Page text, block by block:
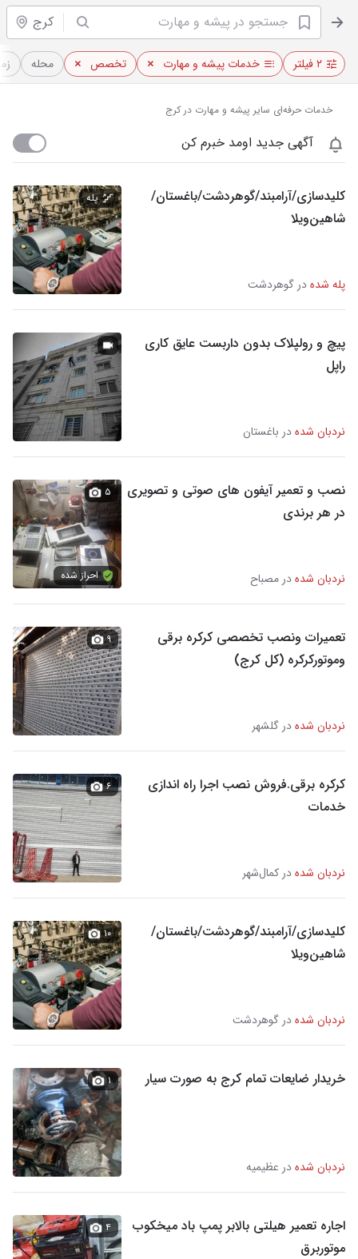
کرج
۲ فیلتر خدمات پیشه و مهارت تخصص محله
خدمات حرفه‌ای سایر پیشه و مهارت در کرج
آگهی جدید اومد خبرم کن
کلیدسازی/آرامبند/گوهردشت/باغستان/
شاهین‌ویلا
پله شدهدر گوهردشت
پله
پیچ و رولپلاک بدون داربست عایق کاری
راپل
نردبان شدهدر باغستان
نصب و تعمیر آیفون های صوتی و تصویری
در هر برندی
نردبان شدهدر مصباح
۵
احراز شده
تعمیرات ونصب تخصصی کرکره برقی
وموتورکرکره (کل کرج)
نردبان شدهدر گلشهر
۹
کرکره برقی.فروش نصب اجرا راه اندازی
خدمات
نردبان شدهدر کمال‌شهر
۶
کلیدسازی/آرامبند/گوهردشت/باغستان/
شاهین‌ویلا
نردبان شدهدر گوهردشت
۱۰
خریدار ضایعات تمام کرج به صورت سیار
نردبان شدهدر عظیمیه
۱
اجاره تعمیر هیلتی بالابر پمپ باد میخکوب
موتوربرق
۴